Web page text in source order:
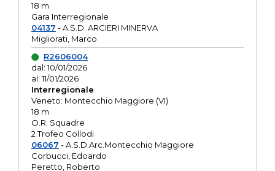
18 m
Gara Interregionale
04137 - A.S.D. ARCIERI MINERVA
Migliorati, Marco
R2606004
dal: 10/01/2026
al: 11/01/2026
Interregionale
Veneto: Montecchio Maggiore (VI)
18 m
O.R. Squadre
2 Trofeo Collodi
06067 - A.S.D.Arc.Montecchio Maggiore
Corbucci, Edoardo
Peretto, Roberto